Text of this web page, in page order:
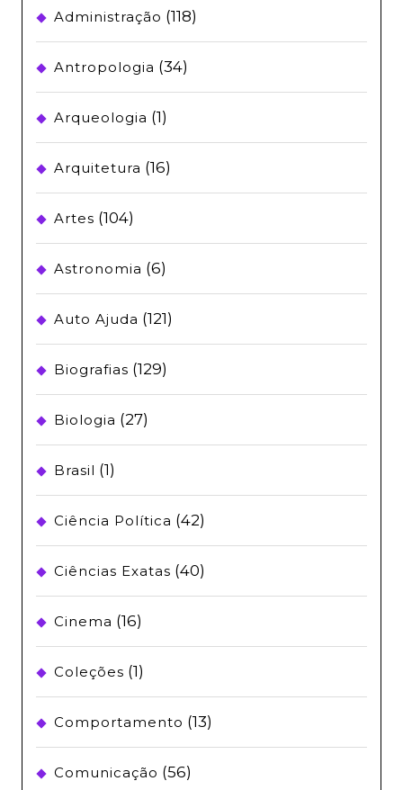
Administração (118)
Antropologia (34)
Arqueologia (1)
Arquitetura (16)
Artes (104)
Astronomia (6)
Auto Ajuda (121)
Biografias (129)
Biologia (27)
Brasil (1)
Ciência Política (42)
Ciências Exatas (40)
Cinema (16)
Coleções (1)
Comportamento (13)
Comunicação (56)